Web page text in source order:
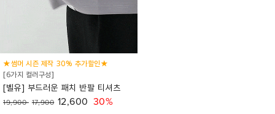
★썸머 시즌 제작 30% 추가할인★
[6가지 컬러구성]
[벨유] 부드러운 패치 반팔 티셔츠
19,900 17,900 12,600 30%